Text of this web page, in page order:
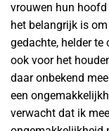
vrouwen hun hoofd
het belangrijk is
gedachte, helder
ook voor het
daar onbekend
een
verwacht dat ik